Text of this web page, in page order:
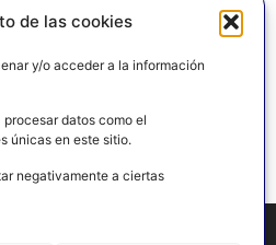
de las cookies
y/o acceder a la información
datos como el
únicas en este sitio.
negativamente a ciertas